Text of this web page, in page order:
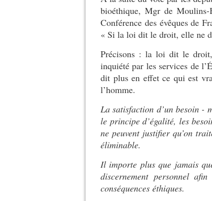
bioéthique, Mgr de Moulins-
Conférence des évêques de
« Si la loi dit le droit, elle ne
Précisons : la loi dit le droit,
inquiété par les services de
dit plus en effet ce qui est
l’homme.
La satisfaction d’un besoin -
le principe d’égalité, les
ne peuvent justifier qu’on
éliminable.
Il importe plus que jamais
discernement personnel
conséquences éthiques.